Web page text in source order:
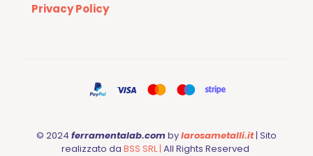
Privacy Policy
© 2024 ferramentalab.combylarosametalli.it| Sito
realizzato da BSS SRL | All Rights Reserved